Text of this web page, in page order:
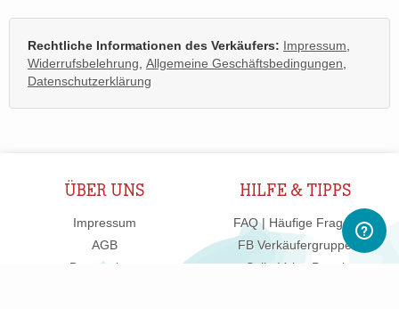
Rechtliche Informationen des Verkäufers: Impressum
Widerrufsbelehrung Allgemeine Geschäftsbedingungen
Datenschutzerklärung
ÜBER UNS
Impressum
AGB
Datenschutz
HILFE & TIPPS
FAQ | Häufige Fragen
FB Verkäufergruppe
SellerVoice Portal